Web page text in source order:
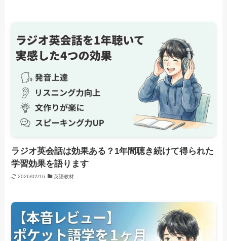
ラジオ英会話は効果ある？1年間聴き続けて得られた
学習効果を語ります
2026/02/16 英語教材